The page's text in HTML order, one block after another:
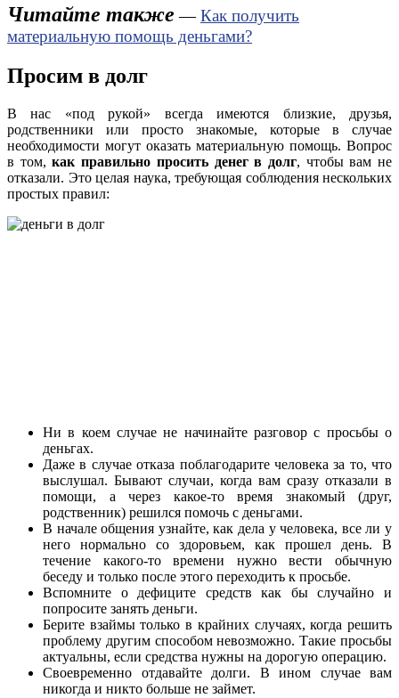
Читайте также —Как получить
материальную помощь деньгами?
Просим в долг
В нас «под рукой» всегда имеются близкие, друзья,
родственники или просто знакомые, которые в случае
необходимости могут оказать материальную помощь. Вопрос
в том, как правильно просить денег в долг, чтобы вам не
отказали. Это целая наука, требующая соблюдения нескольких
простых правил:
Ни в коем случае не начинайте разговор с просьбы о
деньгах.
Даже в случае отказа поблагодарите человека за то, что
выслушал. Бывают случаи, когда вам сразу отказали в
помощи, а через какое-то время знакомый (друг,
родственник) решился помочь с деньгами.
В начале общения узнайте, как дела у человека, все ли у
него нормально со здоровьем, как прошел день. В
течение какого-то времени нужно вести обычную
беседу и только после этого переходить к просьбе.
Вспомните о дефиците средств как бы случайно и
попросите занять деньги.
Берите взаймы только в крайних случаях, когда решить
проблему другим способом невозможно. Такие просьбы
актуальны, если средства нужны на дорогую операцию.
Своевременно отдавайте долги. В ином случае вам
никогда и никто больше не займет.